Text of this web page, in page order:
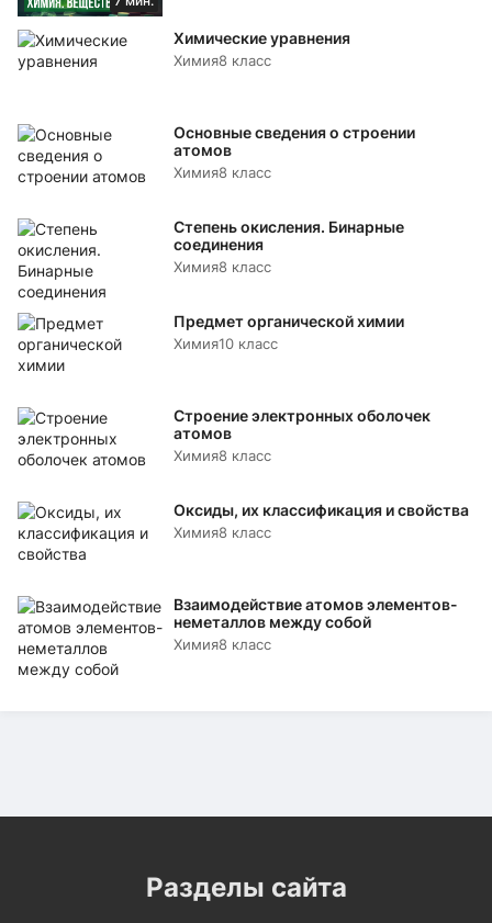
Химические уравнения
Химия8 класс
Основные сведения о строении
атомов
Химия8 класс
Степень окисления. Бинарные
соединения
Химия8 класс
Предмет органической химии
Химия10 класс
Строение электронных оболочек
атомов
Химия8 класс
Оксиды, их классификация и свойства
Химия8 класс
Взаимодействие атомов элементов-
неметаллов между собой
Химия8 класс
Разделы сайта